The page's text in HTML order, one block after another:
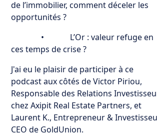
de l’immobilier, comment déceler les
opportunités ?
• L’Or : valeur refuge en
ces temps de crise ?
J'ai eu le plaisir de participer à ce
podcast aux côtés de Victor Piriou,
Responsable des Relations
chez Axipit Real Estate Partners, et
Laurent K., Entrepreneur &
CEO de GoldUnion.